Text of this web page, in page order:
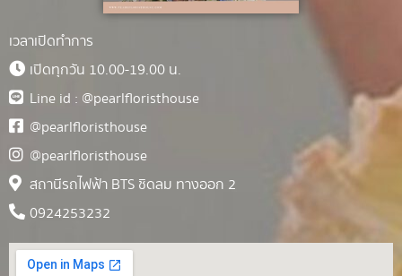
เวลาเปิดทำการ
เปิดทุกวัน 10.00-19.00 น.
Line id : @pearlfloristhouse
@pearlfloristhouse
@pearlfloristhouse
สถานีรถไฟฟ้า BTS ชิดลม ทางออก 2
0924253232